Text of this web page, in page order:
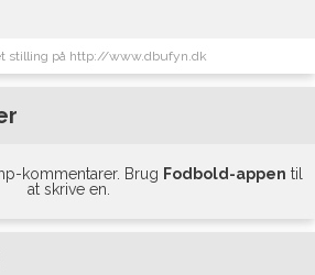
stilling på http://www.dbufyn.dk
kommentarer. Brug Fodbold-appen til
at skrive en.